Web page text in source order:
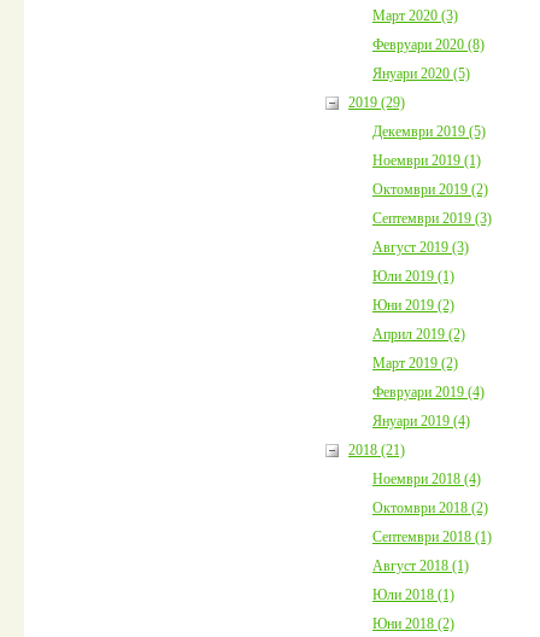
Март 2020 (3)
Февруари 2020 (8)
Януари 2020 (5)
2019 (29)
Декември 2019 (5)
Ноември 2019 (1)
Октомври 2019 (2)
Септември 2019 (3)
Август 2019 (3)
Юли 2019 (1)
Юни 2019 (2)
Април 2019 (2)
Март 2019 (2)
Февруари 2019 (4)
Януари 2019 (4)
2018 (21)
Ноември 2018 (4)
Октомври 2018 (2)
Септември 2018 (1)
Август 2018 (1)
Юли 2018 (1)
Юни 2018 (2)